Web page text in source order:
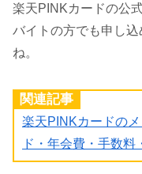
楽天PINKカードの公
バイトの方でも申し
ね。
関連記事
楽天PINKカードの
ド・年会費・手数料